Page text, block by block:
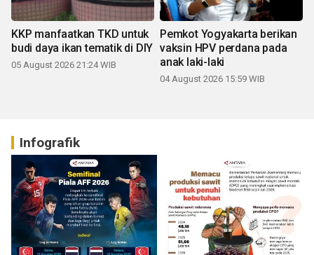
KKP manfaatkan TKD untuk
budi daya ikan tematik di DIY
05 August 2026 21:24 WIB
Pemkot Yogyakarta berikan
vaksin HPV perdana pada
anak laki-laki
04 August 2026 15:59 WIB
Infografik